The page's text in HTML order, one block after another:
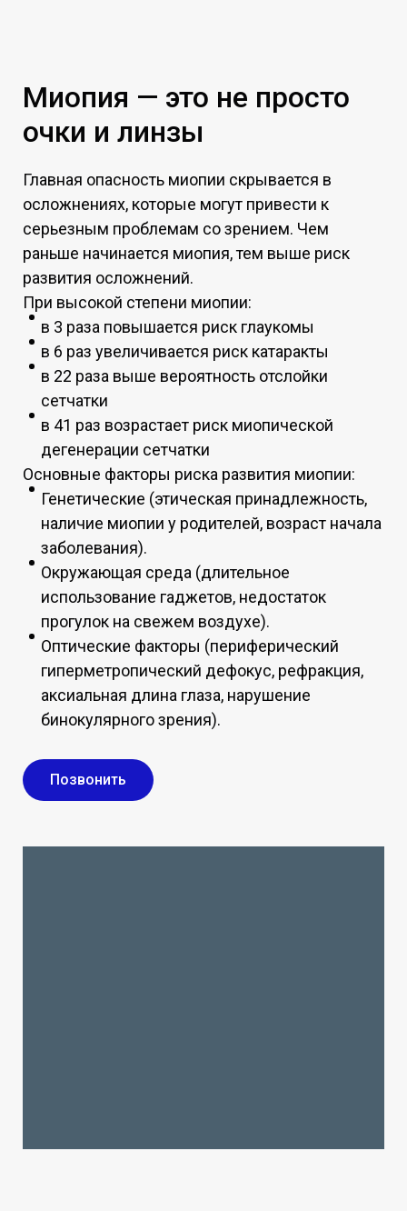
Миопия — это не просто
очки и линзы
Главная опасность миопии скрывается в
осложнениях, которые могут привести к
серьезным проблемам со зрением. Чем
раньше начинается миопия, тем выше риск
развития осложнений.
При высокой степени миопии:
в 3 раза повышается риск глаукомы
в 6 раз увеличивается риск катаракты
в 22 раза выше вероятность отслойки
сетчатки
в 41 раз возрастает риск миопической
дегенерации сетчатки
Основные факторы риска развития миопии:
Генетические (этическая принадлежность,
наличие миопии у родителей, возраст начала
заболевания).
Окружающая среда (длительное
использование гаджетов, недостаток
прогулок на свежем воздухе).
Оптические факторы (периферический
гиперметропический дефокус, рефракция,
аксиальная длина глаза, нарушение
бинокулярного зрения).
Позвонить